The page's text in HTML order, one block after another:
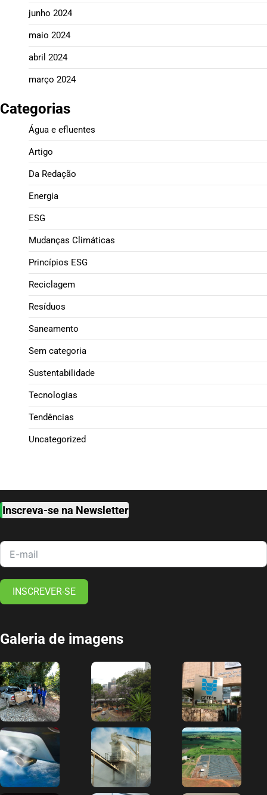
junho 2024
maio 2024
abril 2024
março 2024
Categorias
Água e efluentes
Artigo
Da Redação
Energia
ESG
Mudanças Climáticas
Princípios ESG
Reciclagem
Resíduos
Saneamento
Sem categoria
Sustentabilidade
Tecnologias
Tendências
Uncategorized
Inscreva-se na Newsletter
INSCREVER-SE
Galeria de imagens